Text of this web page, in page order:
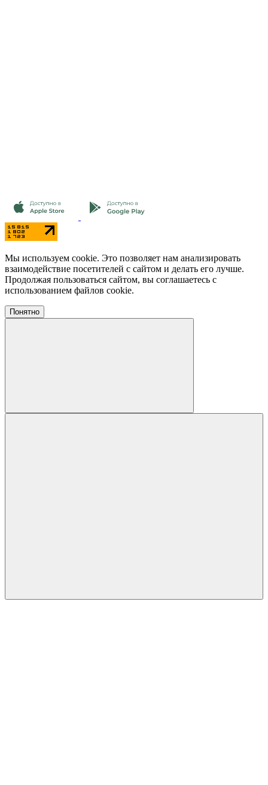
Мы используем cookie. Это позволяет нам анализировать
взаимодействие посетителей с сайтом и делать его лучше.
Продолжая пользоваться сайтом, вы соглашаетесь с
использованием файлов cookie.
Понятно